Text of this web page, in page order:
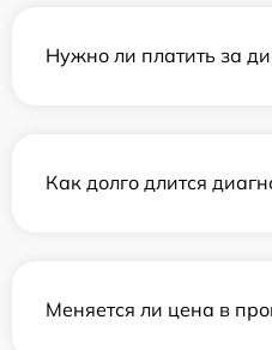
Нужно ли платить за
Как долго длится
Меняется ли цена в